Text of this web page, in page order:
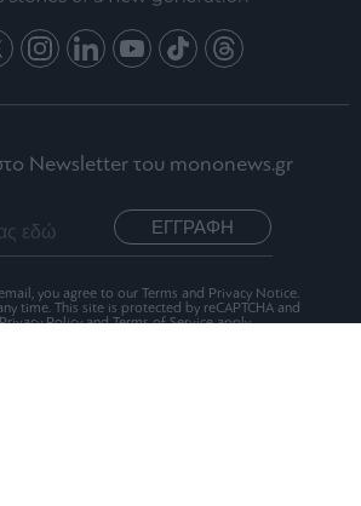
Newsletter του mononews.gr
ΕΓΓΡΑΦΗ
you agree to our Terms and Privacy Notice.
time. This site is protected by reCAPTCHA and
Policy and Terms of Service apply.